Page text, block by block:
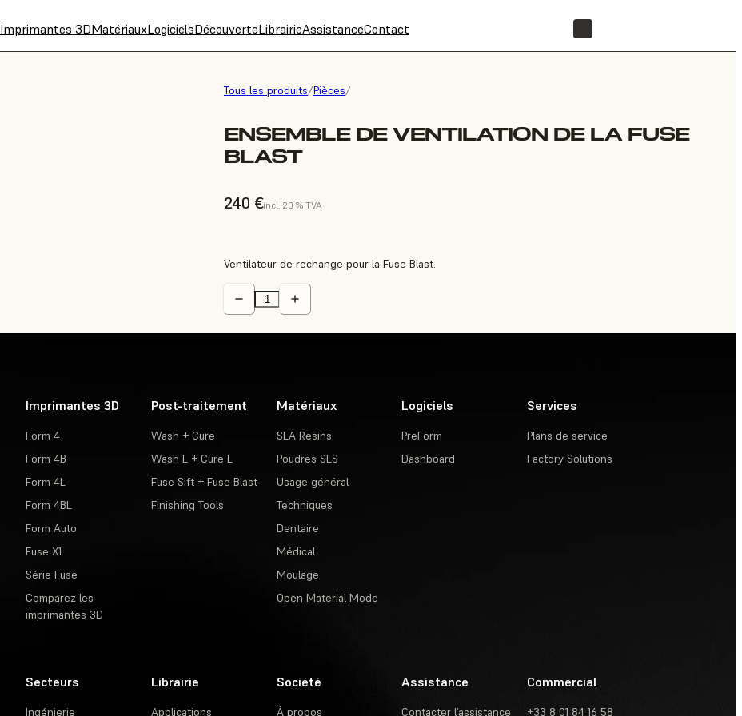
Imprimantes 3DMatériauxLogicielsDécouverteLibrairieAssistanceContact
Tous les produits/Pièces/
ENSEMBLE DE VENTILATION DE LA FUSE
BLAST
240 €incl. 20 % TVA
Ventilateur de rechange pour la Fuse Blast.
Imprimantes 3D
Form 4
Form 4B
Form 4L
Form 4BL
Form Auto
Fuse X1
Série Fuse
Comparez les
imprimantes 3D
Post-traitement
Wash + Cure
Wash L + Cure L
Fuse Sift + Fuse Blast
Finishing Tools
Matériaux
SLA Resins
Poudres SLS
Usage général
Techniques
Dentaire
Médical
Moulage
Open Material Mode
Logiciels
PreForm
Dashboard
Services
Plans de service
Factory Solutions
Secteurs
Ingénierie
Librairie
Applications
Société
À propos
Assistance
Contacter l’assistance
Commercial
+33 8 01 84 16 58